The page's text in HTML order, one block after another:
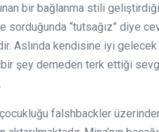
bir bağlanma stili
“tutsağız” diye
Aslında kendisine iyi
şey demeden terk ettiği
çocukluğu falshbackler